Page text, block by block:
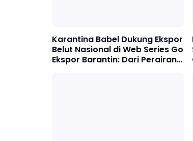
Karantina Babel Dukung Ekspor
Belut Nasional di Web Series Go
Ekspor Barantin: Dari Perairan